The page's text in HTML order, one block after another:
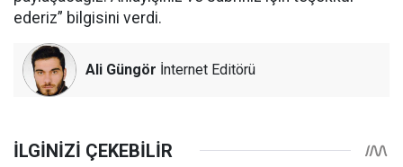
ederiz” bilgisini verdi.
Ali Güngör İnternet Editörü